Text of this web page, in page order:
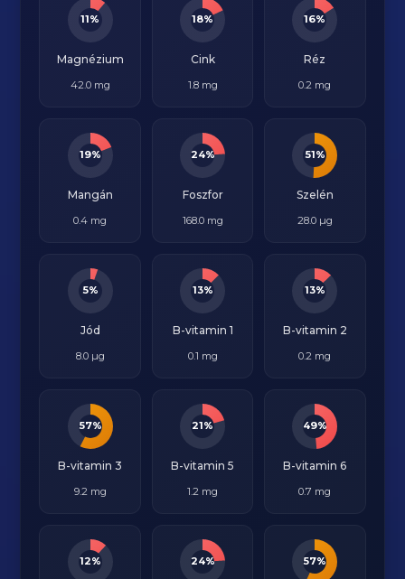
11%
Magnézium
42.0 mg
18%
Cink
1.8 mg
16%
Réz
0.2 mg
19%
Mangán
0.4 mg
24%
Foszfor
168.0 mg
51%
Szelén
28.0 µg
5%
Jód
8.0 µg
13%
B-vitamin 1
0.1 mg
13%
B-vitamin 2
0.2 mg
57%
B-vitamin 3
9.2 mg
21%
B-vitamin 5
1.2 mg
49%
B-vitamin 6
0.7 mg
12% 24% 57%